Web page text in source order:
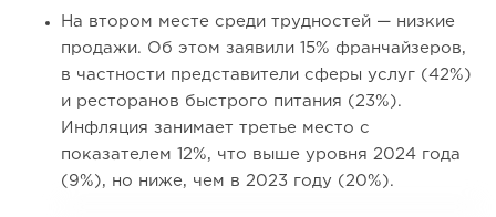
На втором месте среди трудностей — низкие
продажи. Об этом заявили 15% франчайзеров,
в частности представители сферы услуг (42%)
и ресторанов быстрого питания (23%).
Инфляция занимает третье место с
показателем 12%, что выше уровня 2024 года
(9%), но ниже, чем в 2023 году (20%).